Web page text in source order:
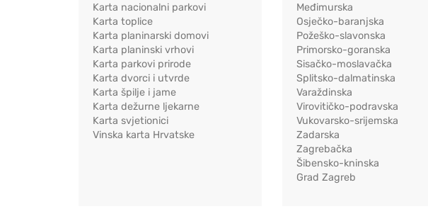
Karta nacionalni parkovi
Karta toplice
Karta planinarski domovi
Karta planinski vrhovi
Karta parkovi prirode
Karta dvorci i utvrde
Karta špilje i jame
Karta dežurne ljekarne
Karta svjetionici
Vinska karta Hrvatske
Međimurska
Osječko-baranjska
Požeško-slavonska
Primorsko-goranska
Sisačko-moslavačka
Splitsko-dalmatinska
Varaždinska
Virovitičko-podravska
Vukovarsko-srijemska
Zadarska
Zagrebačka
Šibensko-kninska
Grad Zagreb